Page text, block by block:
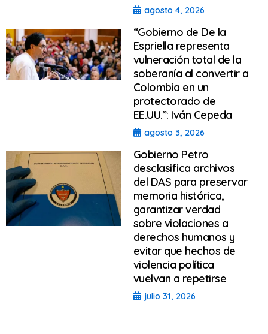
agosto 4, 2026
“Gobierno de De la
Espriella representa
vulneración total de la
soberanía al convertir a
Colombia en un
protectorado de
EE.UU.”: Iván Cepeda
agosto 3, 2026
Gobierno Petro
desclasifica archivos
del DAS para preservar
memoria histórica,
garantizar verdad
sobre violaciones a
derechos humanos y
evitar que hechos de
violencia política
vuelvan a repetirse
julio 31, 2026